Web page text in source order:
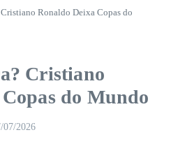
Ronaldo Deixa Copas do
Cristiano
do Mundo
07/2026